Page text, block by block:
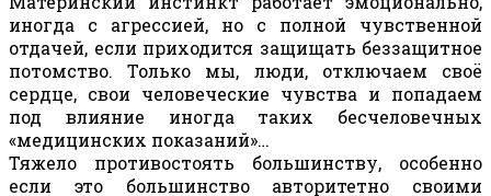
иногда с агрессией, но с полной чувственной
отдачей, если приходится защищать беззащитное
потомство. Только мы, люди, отключаем своё
сердце, свои человеческие чувства и попадаем
под влияние иногда таких бесчеловечных
«медицинских показаний»…
Тяжело противостоять большинству, особенно
если это большинство авторитетно своими